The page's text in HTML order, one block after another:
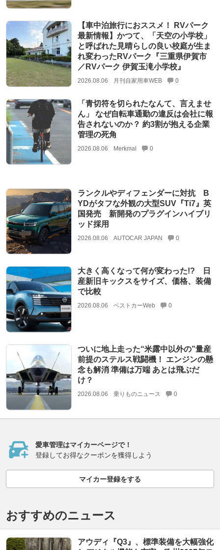
【車中泊旅行におススメ！ RVパーク
最新情報】かつて、「天空の小学校」
と呼ばれた見晴らしの良い校庭が生ま
れ変わったRVパーク『三重県伊賀市
／RVパーク 伊賀玉滝小学校』
2026.08.06 月刊自家用車WEB 0
「青切符を切られたなんて、言えませ
ん」 なぜ自転車通勤の違反は会社に報
告されないのか？ 約3割が抱える企業
管理の死角
2026.08.06 Merkmal 0
ランクルやディフェンダーに対抗 B
YDがタフな外観の大型SUV『Ti7』英
国発売 新開発のプラグインハイブリ
ッド採用
2026.08.06 AUTOCAR JAPAN 0
大きく高くなって何が変わった!? 日
産新旧キックスをサイズ、価格、装備
で比較
2026.08.06 ベストカーWeb 0
ついに地上走った“米露中以外の”量産
前提のステルス戦闘機！ エンジンの懸
念も解消 準備は万端 あとは飛ぶだ
け？
2026.08.06 乗りものニュース 0
愛車管理はマイカーページで！
登録してお得なクーポンを獲得しよう
マイカー登録をする
おすすめのニュース
アウディ『Q3』、標準装備を大幅強化